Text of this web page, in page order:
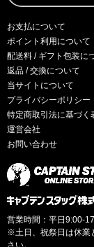
お支払について
ポイント利用について
配送料 / ギフト包装に
返品 / 交換について
当サイトについて
プライバシーポリシー
特定商取引法に基づく
運営会社
お問い合わせ
営業時間：平日9:00-
※土日、祝祭日は休業